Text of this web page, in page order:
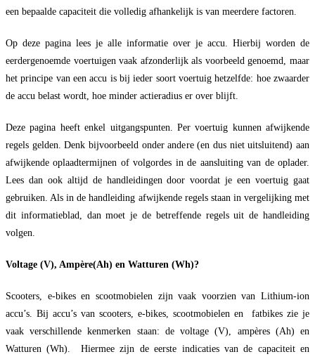
een bepaalde capaciteit die volledig afhankelijk is van meerdere factoren.
Op deze pagina lees je alle informatie over je accu. Hierbij worden de
eerdergenoemde voertuigen vaak afzonderlijk als voorbeeld genoemd, maar
het principe van een accu is bij ieder soort voertuig hetzelfde: hoe zwaarder
de accu belast wordt, hoe minder actieradius er over blijft.
Deze pagina heeft enkel uitgangspunten. Per voertuig kunnen afwijkende
regels gelden. Denk bijvoorbeeld onder andere (en dus niet uitsluitend) aan
afwijkende oplaadtermijnen of volgordes in de aansluiting van de oplader.
Lees dan ook altijd de handleidingen door voordat je een voertuig gaat
gebruiken. Als in de handleiding afwijkende regels staan in vergelijking met
dit informatieblad, dan moet je de betreffende regels uit de handleiding
volgen.
Voltage (V), Ampère(Ah) en Watturen (Wh)?
Scooters, e-bikes en scootmobielen zijn vaak voorzien van Lithium-ion
accu’s. Bij accu’s van scooters, e-bikes, scootmobielen en fatbikes zie je
vaak verschillende kenmerken staan: de voltage (V), ampères (Ah) en
Watturen (Wh). Hiermee zijn de eerste indicaties van de capaciteit en